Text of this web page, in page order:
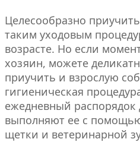
Целесообразно
таким уходовым
возрасте. Но если
хозяин, можете
приучить и взрослую
гигиеническая
ежедневный распорядок
выполняют ее с
щетки и ветеринарной